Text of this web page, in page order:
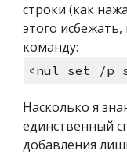
строки (как
этого
команду:
<nul set /p
Насколько я
единственный
добавления